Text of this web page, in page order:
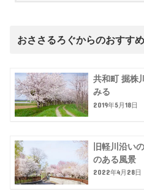
おささるろぐからのおすす
共和町 掘株
みる
2019年5月18日
旧軽川沿い
のある風景
2022年4月28日